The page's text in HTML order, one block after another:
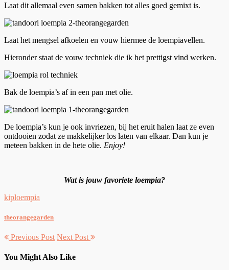
Laat dit allemaal even samen bakken tot alles goed gemixt is.
Laat het mengsel afkoelen en vouw hiermee de loempiavellen.
Hieronder staat de vouw techniek die ik het prettigst vind werken.
Bak de loempia’s af in een pan met olie.
De loempia’s kun je ook invriezen, bij het eruit halen laat ze even
ontdooien zodat ze makkelijker los laten van elkaar. Dan kun je
meteen bakken in de hete olie. Enjoy!
Wat is jouw favoriete loempia?
kiploempia
theorangegarden
Previous Post Next Post
You Might Also Like